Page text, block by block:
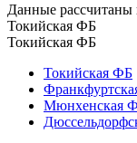
Данные рассчитаны
Токийская ФБ
Токийская ФБ
Токийская ФБ
Мюнхенская